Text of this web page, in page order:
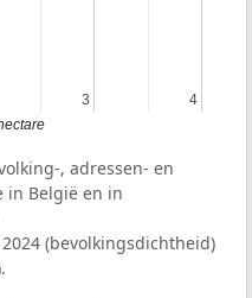
3
3 4
4
, adressen- en
in België en in
(bevolkingsdichtheid)